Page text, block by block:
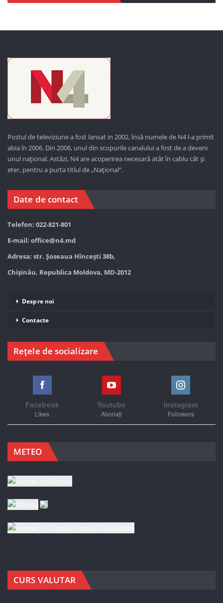
Postul de televiziune a fost lansat in 2002, însă numele de N4 l-a primit
abia în 2006. Din 2006, unul din scopurile canalului a fost de a deveni
unul național. Astăzi, N4 are acoperirea necesară atât în cablu cât și
eter, pentru a purta titlul de „Național”.
Date de contact
Telefon: 022-821-801
E-mail: office@n4.md
Adresa: str. Șoseaua Hînceşti 38b,
Chișinău, Republica Moldova, MD-2012
Despre noi
Contacte
Rețele de socializare
Facebook
Likes
Youtube
Abonați
Instagram
Followers
METEO
CURS VALUTAR